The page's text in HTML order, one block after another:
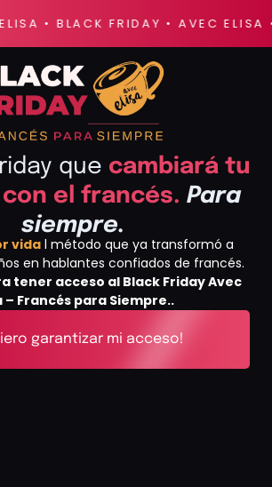
• BLACK FRIDAY • AVEC
que cambiará tu
el francés. Para
siempre.
vida l método que ya transformó a
en hablantes confiados de francés.
tener acceso al Black Friday Avec
– Francés para Siempre..
garantizar mi acceso!